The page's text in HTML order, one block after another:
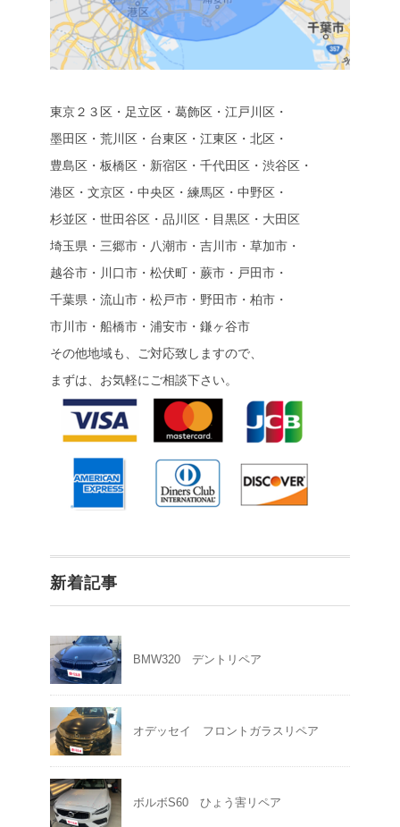
東京２３区・足立区・葛飾区・江戸川区・
墨田区・荒川区・台東区・江東区・北区・
豊島区・板橋区・新宿区・千代田区・渋谷区・
港区・文京区・中央区・練馬区・中野区・
杉並区・世田谷区・品川区・目黒区・大田区
埼玉県・三郷市・八潮市・吉川市・草加市・
越谷市・川口市・松伏町・蕨市・戸田市・
千葉県・流山市・松戸市・野田市・柏市・
市川市・船橋市・浦安市・鎌ヶ谷市
その他地域も、ご対応致しますので、
まずは、お気軽にご相談下さい。
新着記事
BMW320 デントリペア
オデッセイ フロントガラスリペア
ボルボS60 ひょう害リペア